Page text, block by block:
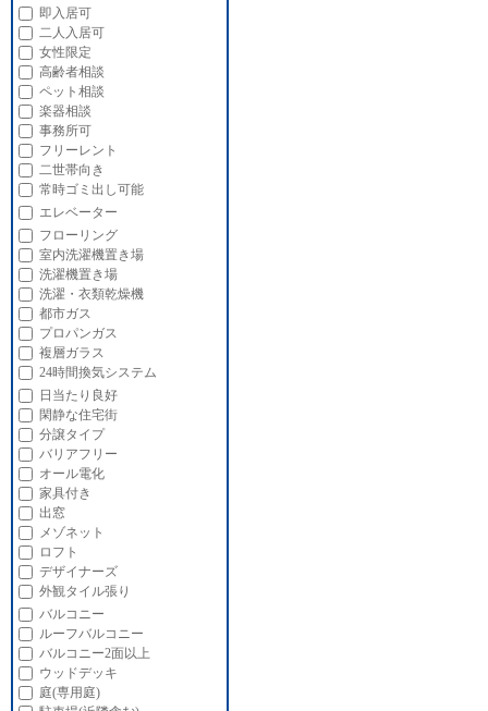
即入居可
二人入居可
女性限定
高齢者相談
ペット相談
楽器相談
事務所可
フリーレント
二世帯向き
常時ゴミ出し可能
エレベーター
フローリング
室内洗濯機置き場
洗濯機置き場
洗濯・衣類乾燥機
都市ガス
プロパンガス
複層ガラス
24時間換気システム
日当たり良好
閑静な住宅街
分譲タイプ
バリアフリー
オール電化
家具付き
出窓
メゾネット
ロフト
デザイナーズ
外観タイル張り
バルコニー
ルーフバルコニー
バルコニー2面以上
ウッドデッキ
庭(専用庭)